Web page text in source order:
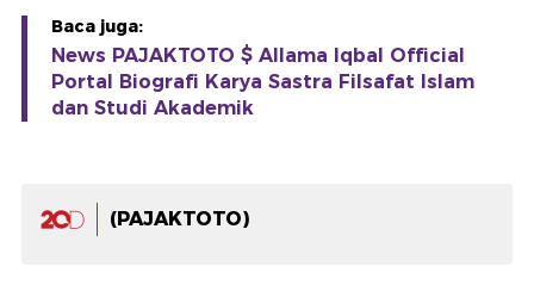
Baca juga:
News PAJAKTOTO $ Allama Iqbal Official
Portal Biografi Karya Sastra Filsafat Islam
dan Studi Akademik
(PAJAKTOTO)